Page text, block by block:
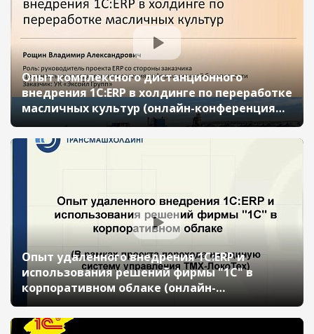
Опыт комплексного дистанционного
внедрения 1C:ERP в холдинге по переработке
масличных культур (онлайн-конференция
"1С:ERP в облаках" 14 мая 2020 г., Рощин
Владимир, УК "Эксойл Групп")
Опыт удаленного внедрения 1С:ERP и
использования решений фирмы "1С" в
корпоративном облаке (онлайн-
конференция "1С:ERP в облаках" 14 мая 2020
г., Ушаков Анатолий, АО